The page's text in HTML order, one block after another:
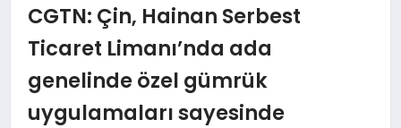
YAŞAM
SAĞLIK
DÜNYA
CGTN: Çin, Hainan Serbest
Ticaret Limanı’nda ada
genelinde özel gümrük
uygulamaları sayesinde